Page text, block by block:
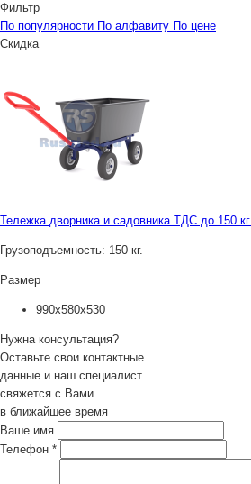
Фильтр
По популярности По алфавиту По цене
Скидка
Тележка дворника и садовника ТДС до 150 кг.
Грузоподъемность: 150 кг.
Размер
990х580х530
Нужна консультация?
Оставьте свои контактные
данные и наш специалист
свяжется с Вами
в ближайшее время
Ваше имя
Телефон *